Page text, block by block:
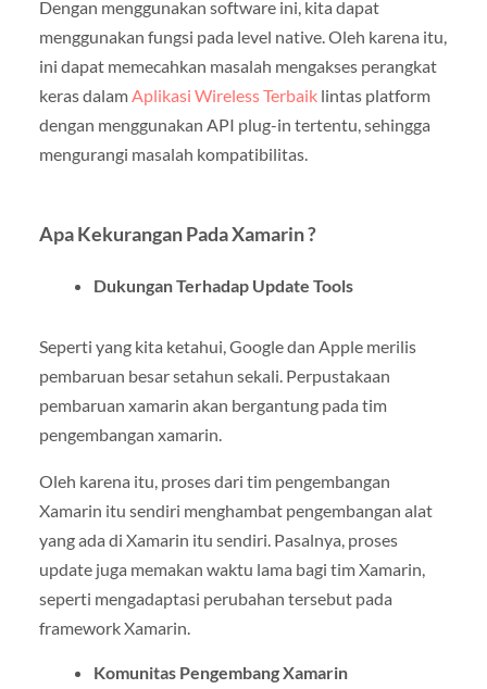
Dengan menggunakan software ini, kita dapat
menggunakan fungsi pada level native. Oleh karena itu,
ini dapat memecahkan masalah mengakses perangkat
keras dalam Aplikasi Wireless Terbaiklintas platform
dengan menggunakan API plug-in tertentu, sehingga
mengurangi masalah kompatibilitas.
Apa Kekurangan Pada Xamarin?
Dukungan Terhadap Update Tools
Seperti yang kita ketahui, Google dan Apple merilis
pembaruan besar setahun sekali. Perpustakaan
pembaruan xamarin akan bergantung pada tim
pengembangan xamarin.
Oleh karena itu, proses dari tim pengembangan
Xamarin itu sendiri menghambat pengembangan alat
yang ada di Xamarin itu sendiri. Pasalnya, proses
update juga memakan waktu lama bagi tim Xamarin,
seperti mengadaptasi perubahan tersebut pada
framework Xamarin.
Komunitas Pengembang Xamarin